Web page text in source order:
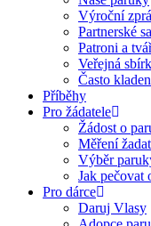
Výroční
Partnerské
Patroni a
Veřejná
Často
Příběhy
Pro žádatele
Žádost o
Měření
Výběr
Jak pečovat
Pro dárce
Daruj Vlasy